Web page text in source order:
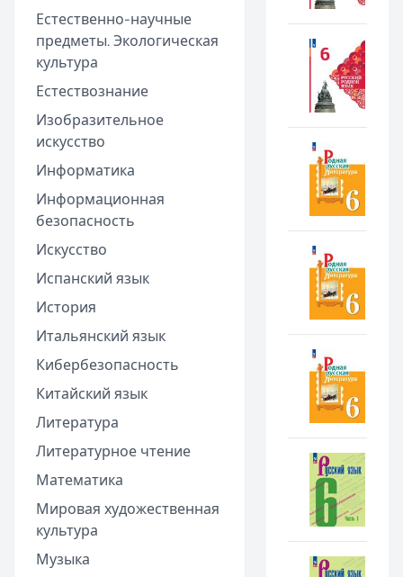
Естественно-научные
предметы. Экологическая
культура
Естествознание
Изобразительное
искусство
Информатика
Информационная
безопасность
Искусство
Испанский язык
История
Итальянский язык
Кибербезопасность
Китайский язык
Литература
Литературное чтение
Математика
Мировая художественная
культура
Музыка